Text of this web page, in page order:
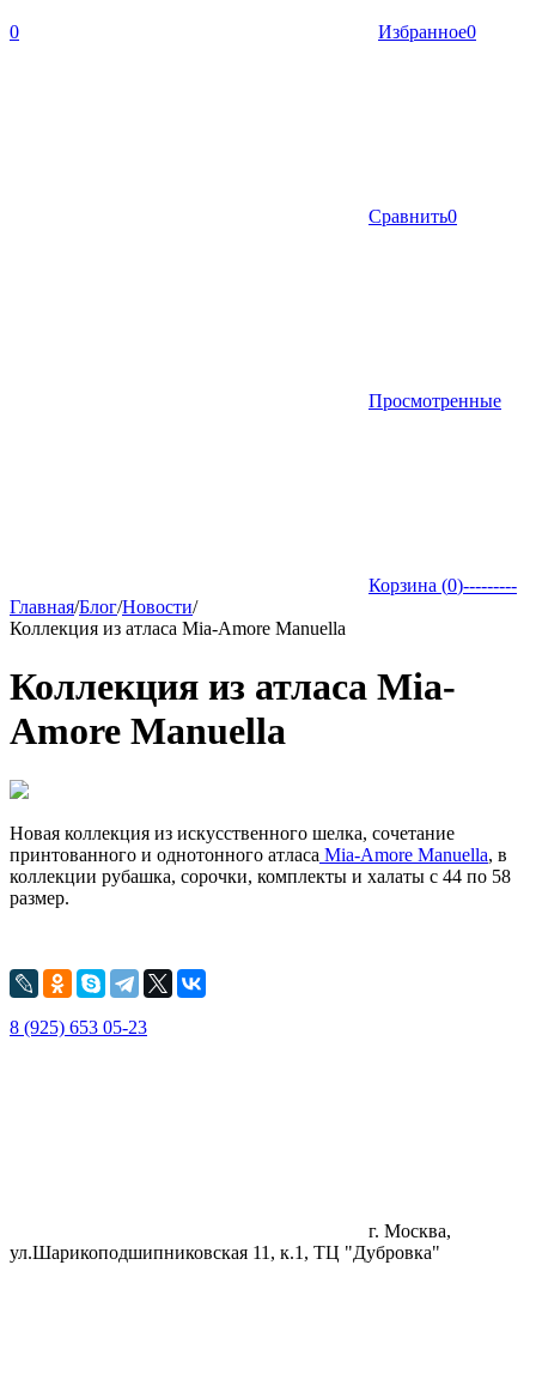
0 Избранное0
Сравнить0
Просмотренные
Корзина (0)---------
Главная/Блог/Новости/
Коллекция из атласа Mia-Amore Manuella
Коллекция из атласа Mia-
Amore Manuella
Новая коллекция из искусственного шелка, сочетание
принтованного и однотонного атласа Mia-Amore Manuella, в
коллекции рубашка, сорочки, комплекты и халаты c 44 по 58
размер.
8 (925) 653 05-23
г. Москва,
ул.Шарикоподшипниковская 11, к.1, ТЦ "Дубровка"